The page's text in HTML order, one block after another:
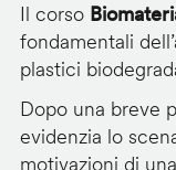
Il corso
fondamentali
plastici
Dopo una breve
evidenzia lo
motivazioni di